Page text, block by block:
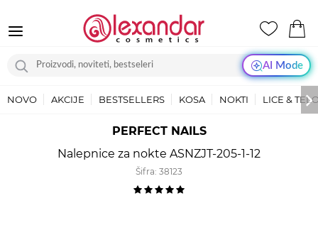
AI Mode
NOVO AKCIJE BESTSELLERS KOSA NOKTI LICE &
PERFECT NAILS
Nalepnice za nokte ASNZJT-205-1-12
Šifra: 38123